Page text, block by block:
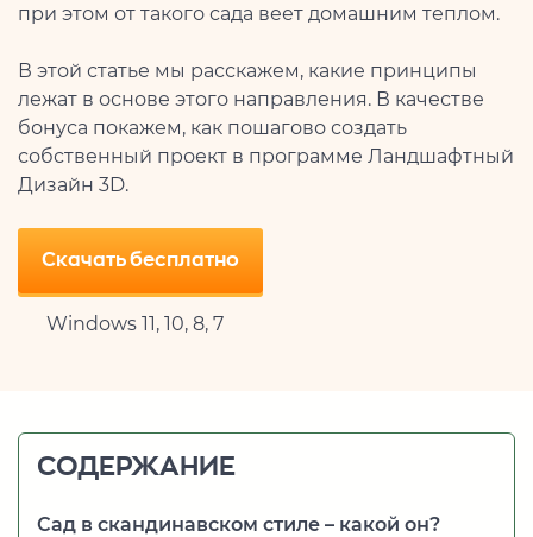
при этом от такого сада веет домашним теплом.
В этой статье мы расскажем, какие принципы
лежат в основе этого направления. В качестве
бонуса покажем, как пошагово создать
собственный проект в программе Ландшафтный
Дизайн 3D.
Скачать бесплатно
Windows 11, 10, 8, 7
СОДЕРЖАНИЕ
Сад в скандинавском стиле – какой он?